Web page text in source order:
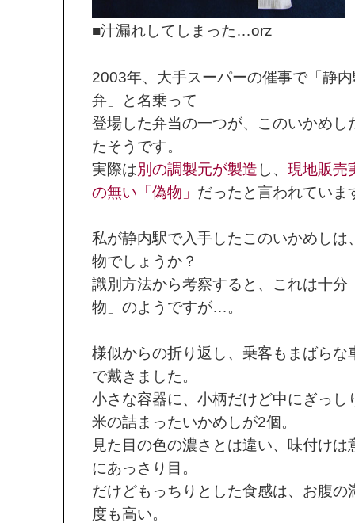
■汁漏れしてしまった…orz
2003年、大手スーパーの催事で「静
弁」と名乗って
登場した弁当の一つが、このいかめし
たそうです。
実際は別の調製元が製造 し、 現地販売
の無い「偽物」 だったと言われていま
私が静内駅で入手したこのいかめしは
物でしょうか？
識別方法から考察すると、これは十分
物」のようですが…。
様似からの折り返し、乗客もまばらな
で戴きました。
小さな容器に、小柄だけど中にぎっし
米の詰まったいかめしが2個。
見た目の色の濃さとは違い、味付けは
にあっさり目。
だけどもっちりとした食感は、お腹の
度も高い。